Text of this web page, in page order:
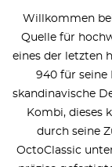
Willkommen
Quelle für
eines der letzten
940 für seine
skandinavische
Kombi, dieses
durch seine
OctoClassic